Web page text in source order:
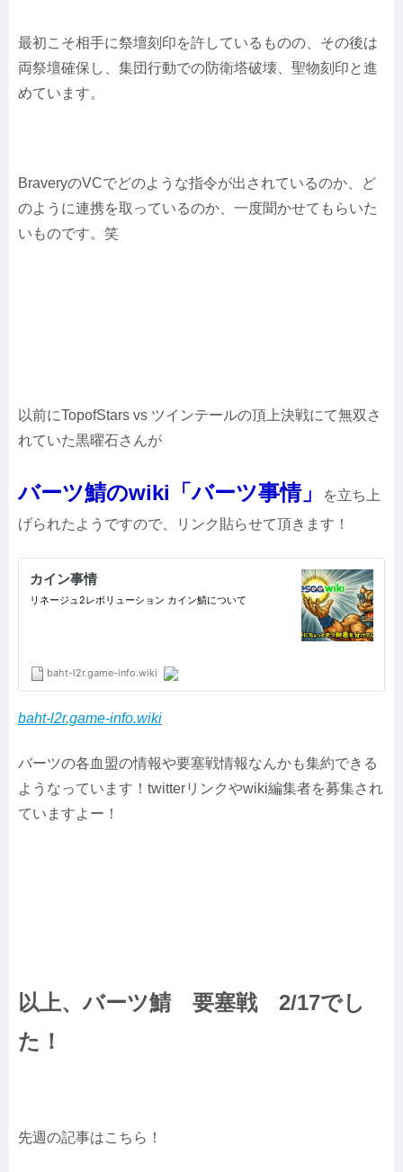
最初こそ相手に祭壇刻印を許しているものの、その後は
両祭壇確保し、集団行動での防衛塔破壊、聖物刻印と進
めています。
BraveryのVCでどのような指令が出されているのか、ど
のように連携を取っているのか、一度聞かせてもらいた
いものです。笑
以前にTopofStars vs ツインテールの頂上決戦にて無双さ
れていた黒曜石さんが
バーツ鯖のwiki「バーツ事情」
を立ち上
げられたようですので、リンク貼らせて頂きます！
baht-l2r.game-info.wiki
バーツの各血盟の情報や要塞戦情報なんかも集約できる
ようなっています！twitterリンクやwiki編集者を募集され
ていますよー！
以上、バーツ鯖 要塞戦 2/17でし
た！
先週の記事はこちら！